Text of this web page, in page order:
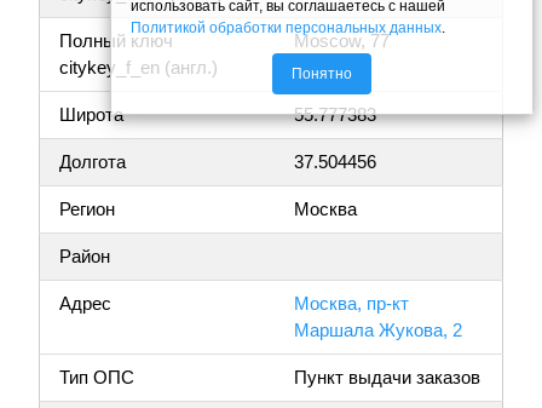
Полный ключ
citykey_f_en (англ.)
Moscow, 77
Широта 55.777383
Долгота 37.504456
Регион Москва
Район
Адрес
Москва, пр-кт
Маршала Жукова, 2
Тип ОПС Пункт выдачи заказов
использовать сайт, вы соглашаетесь с нашей
Политикой обработки персональных данных
Понятно